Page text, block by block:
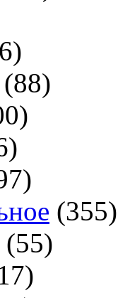
(88)
(355)
(55)